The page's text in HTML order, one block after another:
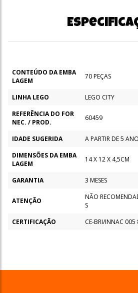
CONTEÚDO DA EMBA
LAGEM
70 PEÇAS
LINHA LEGO
LEGO CITY
REFERÊNCIA DO FOR
NEC. / PROD.
60459
IDADE SUGERIDA
A PARTIR DE 5
DIMENSÕES DA EMBA
LAGEM
14 X 12 X 4,5CM
GARANTIA 3 MESES
ATENÇÃO
NÃO
S
CERTIFICAÇÃO
CE-BRI/INNAC